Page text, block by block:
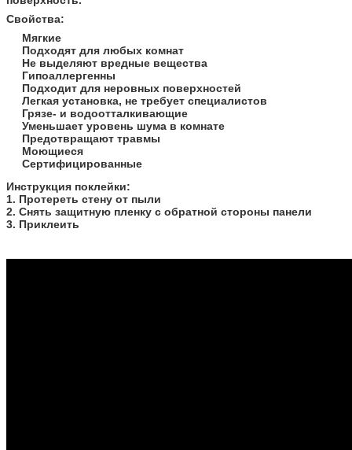
Свойства:
Мягкие
Подходят для любых комнат
Не выделяют вредные вещества
Гипоаллергенны
Подходит для неровных поверхностей
Легкая установка, не требует специалистов
Грязе- и водоотталкивающие
Уменьшает уровень шума в комнате
Предотвращают травмы
Моющиеся
Сертифицированные
​Инструкция поклейки:
1. Протереть стену от пыли
2. Снять защитную пленку с обратной стороны панели
3. Приклеить